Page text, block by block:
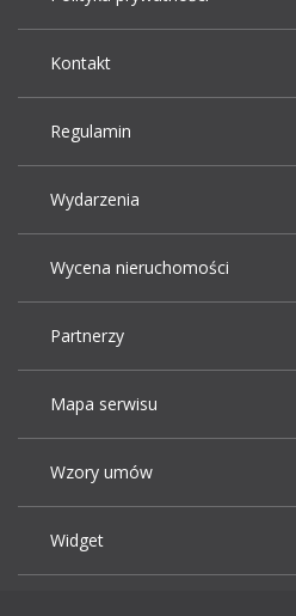
Kontakt
Regulamin
Wydarzenia
Wycena nieruchomości
Partnerzy
Mapa serwisu
Wzory umów
Widget